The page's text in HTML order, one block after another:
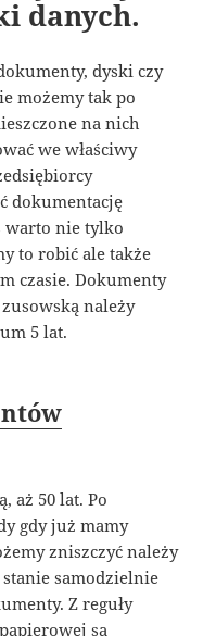
danych.
dyski czy
możemy tak po
na nich
we właściwy
dokumentację
warto nie tylko
to robić ale także
czasie. Dokumenty
należy
5 lat.
aż 50 lat. Po
gdy już mamy
zniszczyć należy
samodzielnie
Z reguły
są